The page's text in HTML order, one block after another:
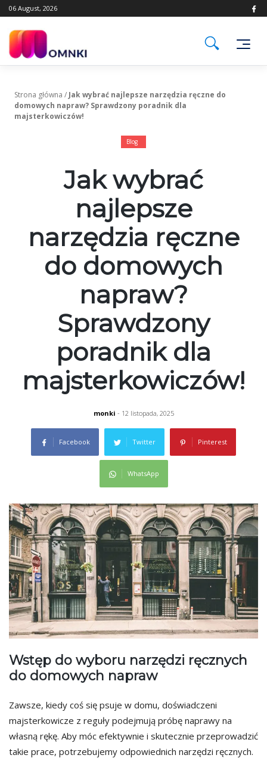
Skip
to
06 August, 2026
Strona główna / Jak wybrać najlepsze narzędzia ręczne do
domowych napraw? Sprawdzony poradnik dla
majsterkowiczów!
Blog
Jak wybrać
najlepsze
narzędzia ręczne
do domowych
napraw?
Sprawdzony
poradnik dla
majsterkowiczów!
monki - 12 listopada, 2025
Facebook Twitter Pinterest
WhatsApp
Wstęp do wyboru narzędzi ręcznych
do domowych napraw
Zawsze, kiedy coś się psuje w domu, doświadczeni
majsterkowicze z reguły podejmują próbę naprawy na
własną rękę. Aby móc efektywnie i skutecznie przeprowadzić
takie prace, potrzebujemy odpowiednich narzędzi ręcznych.